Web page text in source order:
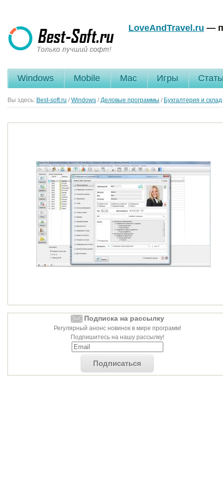
LoveAndTravel.ru —
Windows Mobile Mac Игры
Вы здесь: Best-soft.ru / Windows / Деловые программы / Бухгалтерия и склад
Подписка на рассылку
Регулярный анонс новинок в мире программ!
Подпишитесь на нашу рассылку!
Подписаться